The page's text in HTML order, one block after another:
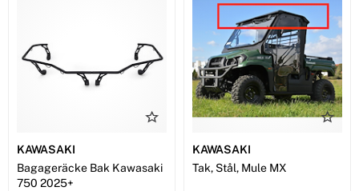
KAWASAKI
Bagageräcke Bak Kawasaki
750 2025+
KAWASAKI
Tak, Stål, Mule MX